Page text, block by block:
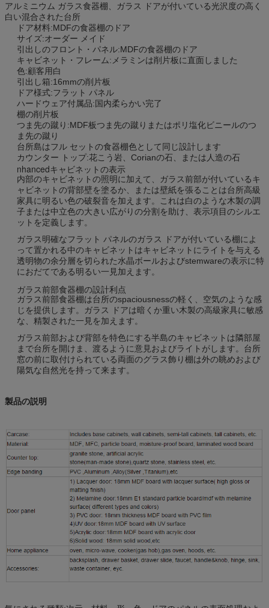
アルミニウム ガラス食器棚、ガラス ドアが付いている光沢度の高く
白い混合された台所
ドア材料:MDFの食器棚のドア
サイズ:オーダー メイド
引出しのフロント・パネル:MDFの食器棚のドア
キャビネット・フレーム:メラミンは削片板に直面しました
色:顧客用白
引出し箱:16mmの削片板
ドア様式:フラット パネル
ハードウェア付属品:国内柔らかい完了
棚の削片板
つま先の蹴り:MDF板つま先の蹴りまたはポリ塩化ビニールのつ
ま先の蹴り
台所島はフル セットの食器棚色として同じ設計します
カウンター トップ:花こう岩、Corianの石、または人造の石
nhancedキャビネットの表示
内部のキャビネットの照明に加えて、ガラス前部が付いているキ
ャビネットの背部壁を塗るか、または壁紙を張ることは台所高級
家具に明るい色の破裂音を加えます。これは白のような木製の調
子または中立色の大きい広がりの分割を助け、表示項目のシルエ
ットを定義します。
ガラス明確なフラット パネルのガラス ドアが付いている棚によ
って置かれる中のキャビネットはキャビネットにライトを与える
透明物の余分層を切られた水晶ボールおよびstemwareの表示に特
におだてである明るい一見加えます。
ガラス前部食器棚の設計利点
ガラス前部食器棚は台所のspaciousnessの軽く、空気のような感
じを提供します。ガラス ドアは暗くか重い木製の高級家具に敏感
な、精製された一見を加えます。
ガラス前部および背部を特色にする半島のキャビネットは隣部屋
まで台所を開けま、渡るように意見およびライトがします。台所
窓の前に取付けられている両面のグラス飾り棚は外の眺めおよび
陽気な自然光を持って来ます。
製品の説明